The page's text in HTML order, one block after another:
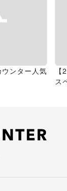
ウンター人気
ス